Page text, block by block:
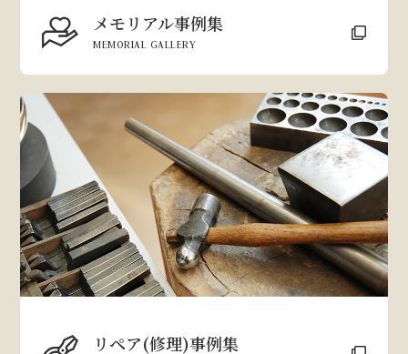
メモリアル事例集
MEMORIAL GALLERY
リペア(修理)事例集